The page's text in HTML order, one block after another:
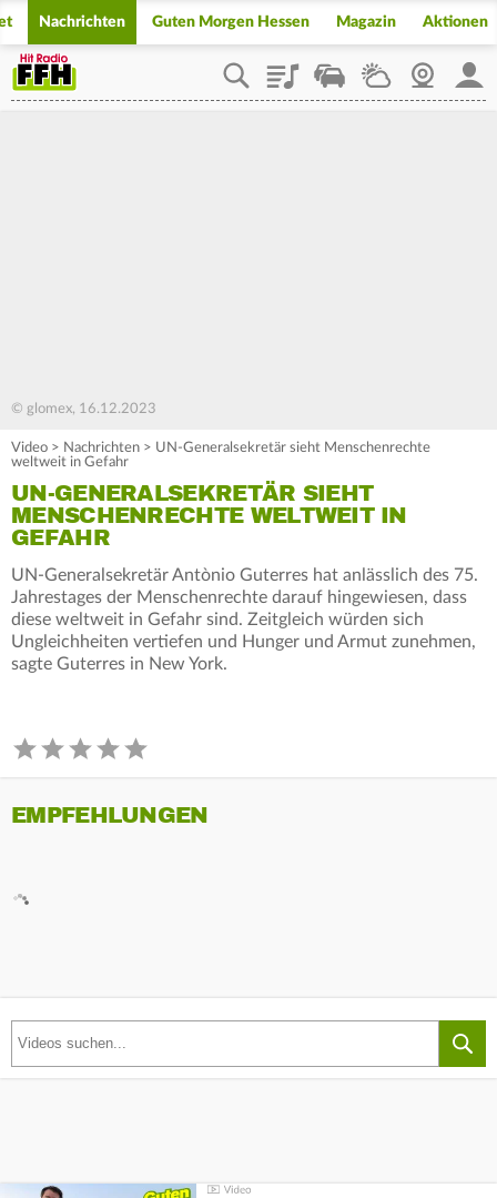
Nachrichten Guten Morgen Hessen Magazin Aktionen
PlaylistStaupilotWetterWebcam
© glomex, 16.12.2023
Video > Nachrichten > UN-Generalsekretär sieht Menschenrechte
weltweit in Gefahr
UN-GENERALSEKRETÄR SIEHT
MENSCHENRECHTE WELTWEIT IN
GEFAHR
UN-Generalsekretär Antònio Guterres hat anlässlich des 75.
Jahrestages der Menschenrechte darauf hingewiesen, dass
diese weltweit in Gefahr sind. Zeitgleich würden sich
Ungleichheiten vertiefen und Hunger und Armut zunehmen,
sagte Guterres in New York.
EMPFEHLUNGEN